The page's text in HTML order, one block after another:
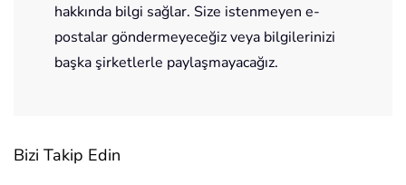
hakkında bilgi sağlar. Size istenmeyen e-
postalar göndermeyeceğiz veya bilgilerinizi
başka şirketlerle paylaşmayacağız.
Bizi Takip Edin